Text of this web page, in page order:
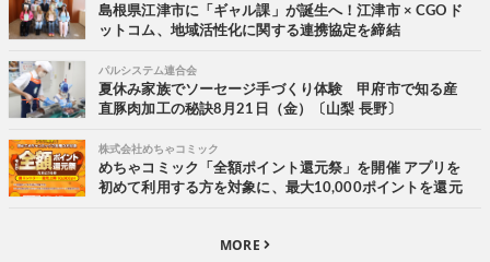
島根県江津市に「ギャル課」が誕生へ！江津市 × CGOド
ットコム、地域活性化に関する連携協定を締結
パルシステム連合会
夏休み家族でソーセージ手づくり体験 甲府市で知る産
直豚肉加工の秘訣8月21日（金）〔山梨 長野〕
株式会社めちゃコミック
めちゃコミック「全額ポイント還元祭」を開催 アプリを
初めて利用する方を対象に、最大10,000ポイントを還元
MORE